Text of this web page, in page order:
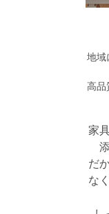
地域
高品
家
だ
な